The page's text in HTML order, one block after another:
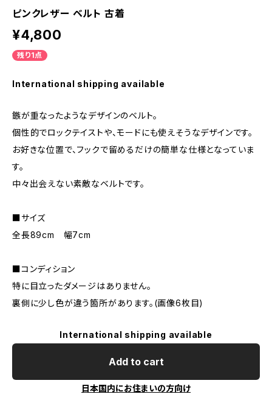
ピンクレザー ベルト 古着
¥4,800
残り1点
International shipping available
鏃が重なったようなデザインのベルト。
個性的でロックテイストや、モードにも使えそうなデザインです。
お好きな位置で、フックで留めるだけの簡単な仕様となっていま
す。
中々出会えない素敵なベルトです。
■サイズ
全長89cm 幅7cm
■コンディション
特に目立ったダメージはありません。
裏側に少し色が違う箇所があります。(画像6枚目)
International shipping available
Add to cart
日本国内にお住まいの方向け